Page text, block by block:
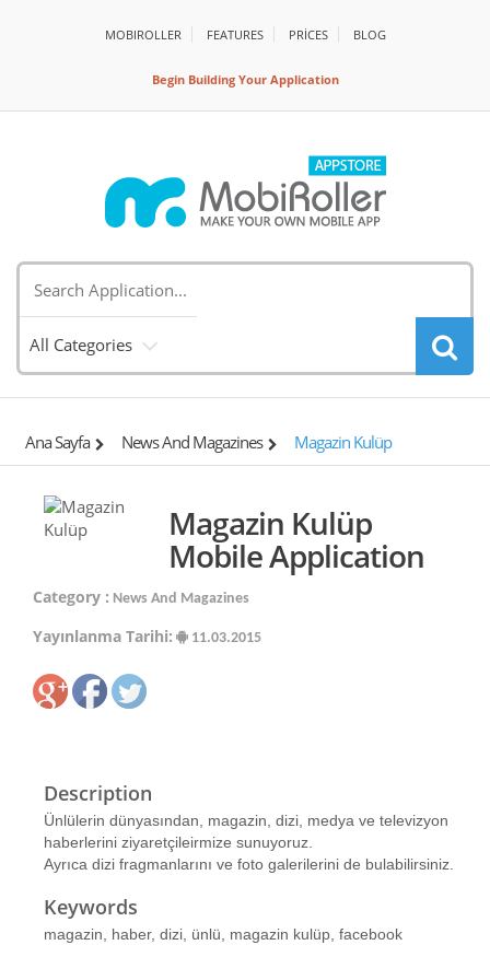
MOBIROLLER FEATURES PRİCES BLOG
Begin Building Your Application
All Categories
Ana Sayfa News And Magazines Magazin Kulüp
Magazin Kulüp
Mobile Application
Category : News And Magazines
Yayınlanma Tarihi: 11.03.2015
Description
Ünlülerin dünyasından, magazin, dizi, medya ve televizyon
haberlerini ziyaretçileirmize sunuyoruz.
Ayrıca dizi fragmanlarını ve foto galerilerini de bulabilirsiniz.
Keywords
magazin, haber, dizi, ünlü, magazin kulüp, facebook